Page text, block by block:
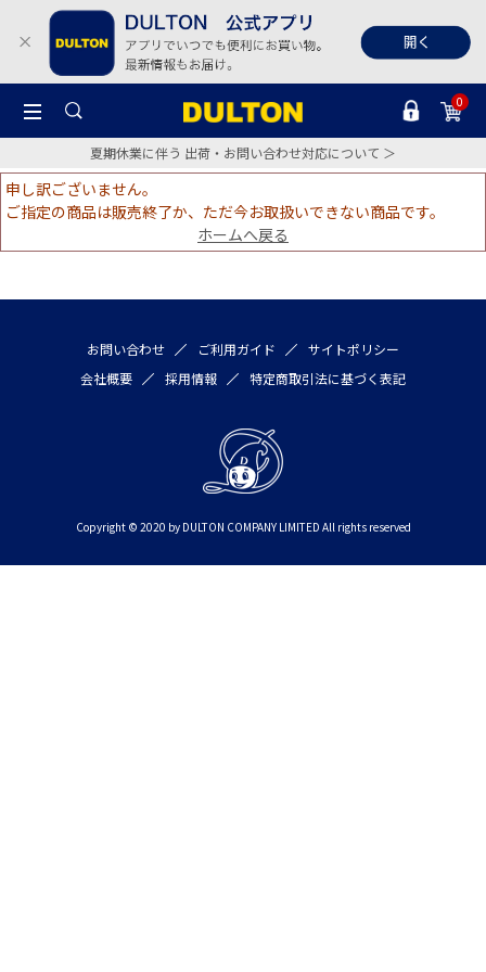
0
夏期休業に伴う 出荷・お問い合わせ対応について ＞
申し訳ございません。
ご指定の商品は販売終了か、ただ今お取扱いできない商品です。
ホームへ戻る
お問い合わせ ご利用ガイド
サイトポリシー
会社概要
採用情報 特定商取引法に基づく表記
Copyright © 2020 by DULTON COMPANY LIMITED All rights reserved